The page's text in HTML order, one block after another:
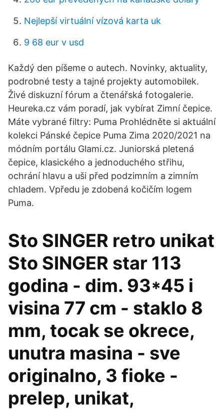
Nejlepší virtuální vízová karta uk
9 68 eur v usd
Každý den píšeme o autech. Novinky, aktuality,
podrobné testy a tajné projekty automobilek.
Živé diskuzní fórum a čtenářská fotogalerie.
Heureka.cz vám poradí, jak vybírat Zimní čepice.
Máte vybrané filtry: Puma Prohlédněte si aktuální
kolekci Pánské čepice Puma Zima 2020/2021 na
módním portálu Glami.cz. Juniorská pletená
čepice, klasického a jednoduchého střihu,
ochrání hlavu a uši před podzimním a zimním
chladem. Vpředu je zdobená kočičím logem
Puma.
Sto SINGER retro unikat
Sto SINGER star 113
godina - dim. 93*45 i
visina 77 cm - staklo 8
mm, tocak se okrece,
unutra masina - sve
originalno, 3 fioke -
prelep, unikat,